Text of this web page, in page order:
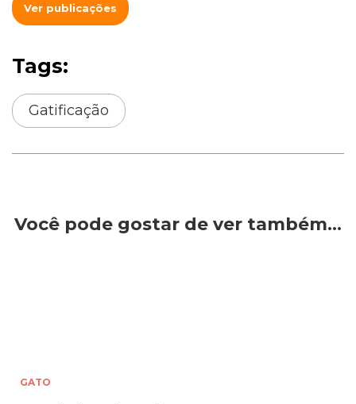
Ver publicações
Tags:
Gatificação
Você pode gostar de ver também…
GATO